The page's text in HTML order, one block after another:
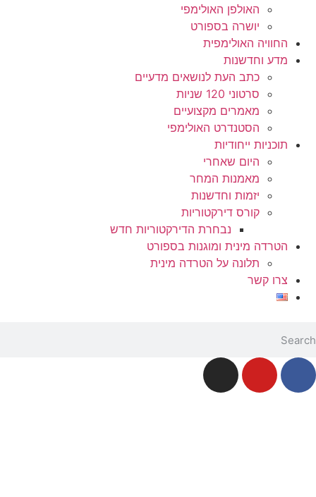
האולפן האולימפי
יושרה בספורט
החוויה האולימפית
מדע וחדשנות
כתב העת לנושאים מדעיים
סרטוני 120 שניות
מאמרים מקצועיים
הסטנדרט האולימפי
תוכניות ייחודיות
היום שאחרי
מאמנות המחר
יזמות וחדשנות
קורס דירקטוריות
נבחרת הדירקטוריות חדש
הטרדה מינית ומוגנות בספורט
תלונה על הטרדה מינית
צרו קשר